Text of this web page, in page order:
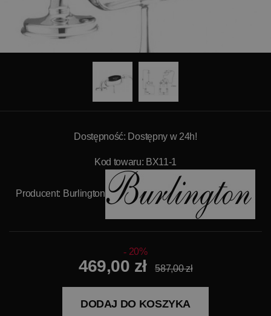
Dostępność: Dostępny w 24h!
Kod towaru: BX11-1
Producent: Burlington
20%
469,00 zł 587,00 zł
DODAJ DO KOSZYKA